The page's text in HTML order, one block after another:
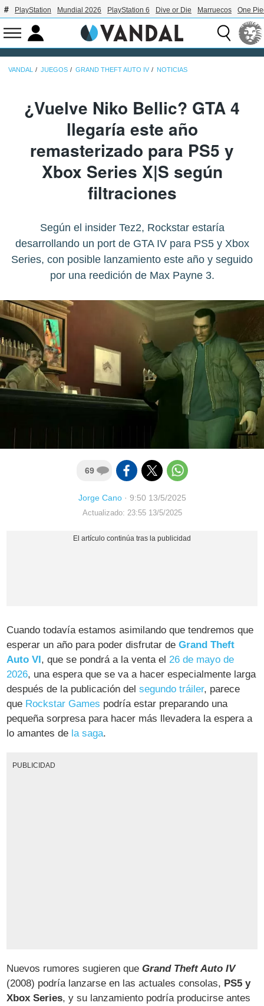
PlayStation Mundial 2026 PlayStation 6 Dive or Die Marruecos One
VANDAL JUEGOS GRAND THEFT AUTO IV NOTICIAS
¿Vuelve Niko Bellic? GTA 4
llegaría este año
remasterizado para PS5 y
Xbox Series X|S según
filtraciones
Según el insider Tez2, Rockstar estaría
desarrollando un port de GTA IV para PS5 y Xbox
Series, con posible lanzamiento este año y seguido
por una reedición de Max Payne 3.
69
Jorge Cano· 9:50 13/5/2025
Actualizado: 23:55 13/5/2025
Cuando todavía estamos asimilando que tendremos que
esperar un año para poder disfrutar deGrand Theft
Auto VI, que se pondrá a la venta el26 de mayo de
2026, una espera que se va a hacer especialmente larga
después de la publicación delsegundo tráiler, parece
que Rockstar Games podría estar preparando una
pequeña sorpresa para hacer más llevadera la espera a
lo amantes de la saga.
PUBLICIDAD
Nuevos rumores sugieren queGrand Theft Auto IV
(2008) podría lanzarse en las actuales consolas, PS5 y
Xbox Series, y su lanzamiento podría producirse antes